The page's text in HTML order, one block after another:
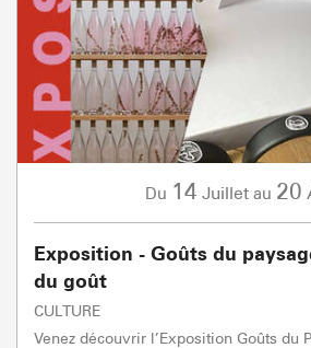
Du 14 Juillet au 20
Exposition - Goûts du
du goût
CULTURE
Venez découvrir l’Exposition Goûts du